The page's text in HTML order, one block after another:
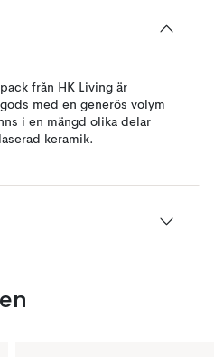
från HK Living är
med en generös volym
i en mängd olika delar
keramik.